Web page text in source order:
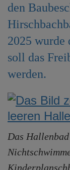
den
2025 wurde
soll das
werden.
Das